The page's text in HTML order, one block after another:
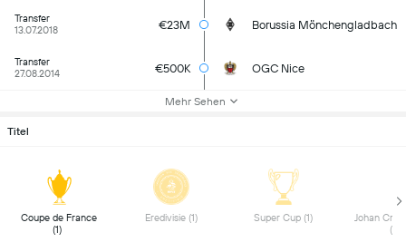
Transfer
13.07.2018
€23M Borussia Mönchengladbach
Transfer
27.08.2014
€500K OGC Nice
Mehr Sehen
Titel
Coupe de France
Eredivisie (1)
Johan